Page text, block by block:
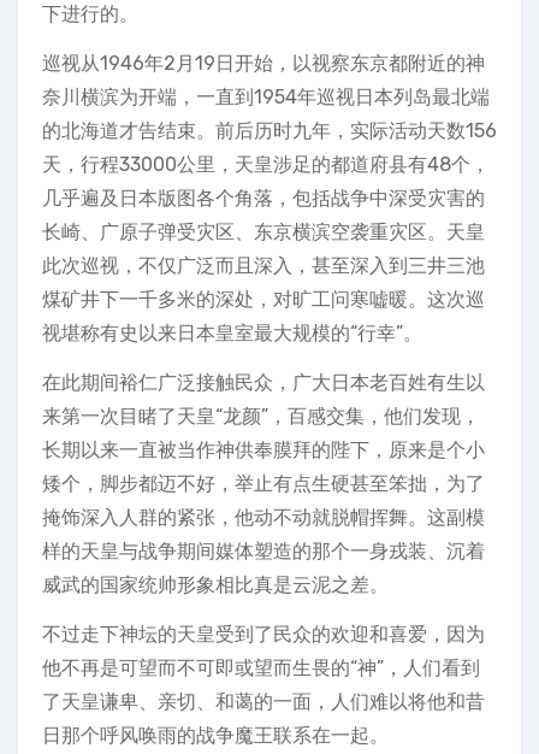
下进行的。
巡视从1946年2月19日开始，以视察东京都附近的神
奈川横滨为开端，一直到1954年巡视日本列岛最北端
的北海道才告结束。前后历时九年，实际活动天数156
天，行程33000公里，天皇涉足的都道府县有48个，
几乎遍及日本版图各个角落，包括战争中深受灾害的
长崎、广原子弹受灾区、东京横滨空袭重灾区。天皇
此次巡视，不仅广泛而且深入，甚至深入到三井三池
煤矿井下一千多米的深处，对旷工问寒嘘暖。这次巡
视堪称有史以来日本皇室最大规模的“行幸”。
在此期间裕仁广泛接触民众，广大日本老百姓有生以
来第一次目睹了天皇“龙颜”，百感交集，他们发现，
长期以来一直被当作神供奉膜拜的陛下，原来是个小
矮个，脚步都迈不好，举止有点生硬甚至笨拙，为了
掩饰深入人群的紧张，他动不动就脱帽挥舞。这副模
样的天皇与战争期间媒体塑造的那个一身戎装、沉着
威武的国家统帅形象相比真是云泥之差。
不过走下神坛的天皇受到了民众的欢迎和喜爱，因为
他不再是可望而不可即或望而生畏的“神”，人们看到
了天皇谦卑、亲切、和蔼的一面，人们难以将他和昔
日那个呼风唤雨的战争魔王联系在一起。